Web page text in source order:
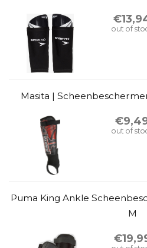
out of
Masita |
out of
Puma King Ankle
M